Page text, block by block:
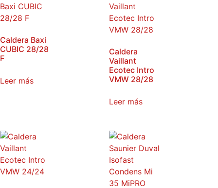
Caldera Baxi
CUBIC 28/28
F
Leer más
Caldera
Vaillant
Ecotec Intro
VMW 28/28
Leer más